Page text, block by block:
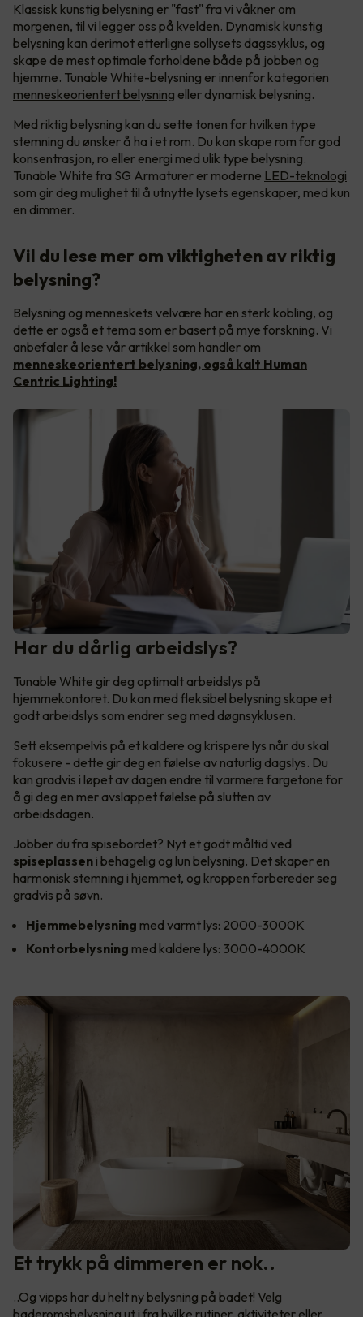
Klassisk kunstig belysning er "fast" fra vi våkner om
morgenen, til vi legger oss på kvelden. Dynamisk kunstig
belysning kan derimot etterligne sollysets dagssyklus, og
skape de mest optimale forholdene både på jobben og
hjemme. Tunable White-belysning er innenfor kategorien
menneskeorientert belysning eller dynamisk belysning.
Med riktig belysning kan du sette tonen for hvilken type
stemning du ønsker å ha i et rom. Du kan skape rom for god
konsentrasjon, ro eller energi med ulik type belysning.
Tunable White fra SG Armaturer er moderne LED-teknologi
som gir deg mulighet til å utnytte lysets egenskaper, med kun
en dimmer.
Vil du lese mer om viktigheten av riktig
belysning?
Belysning og menneskets velvære har en sterk kobling, og
dette er også et tema som er basert på mye forskning. Vi
anbefaler å lese vår artikkel som handler om
menneskeorientert belysning, også kalt Human
Centric Lighting!
Har du dårlig arbeidslys?
Tunable White gir deg optimalt arbeidslys på
hjemmekontoret. Du kan med fleksibel belysning skape et
godt arbeidslys som endrer seg med døgnsyklusen.
Sett eksempelvis på et kaldere og krispere lys når du skal
fokusere - dette gir deg en følelse av naturlig dagslys. Du
kan gradvis i løpet av dagen endre til varmere fargetone for
å gi deg en mer avslappet følelse på slutten av
arbeidsdagen.
Jobber du fra spisebordet? Nyt et godt måltid ved
spiseplassen i behagelig og lun belysning. Det skaper en
harmonisk stemning i hjemmet, og kroppen forbereder seg
gradvis på søvn.
Hjemmebelysning med varmt lys: 2000-3000K
Kontorbelysning med kaldere lys: 3000-4000K
Et trykk på dimmeren er nok..
..Og vipps har du helt ny belysning på badet! Velg